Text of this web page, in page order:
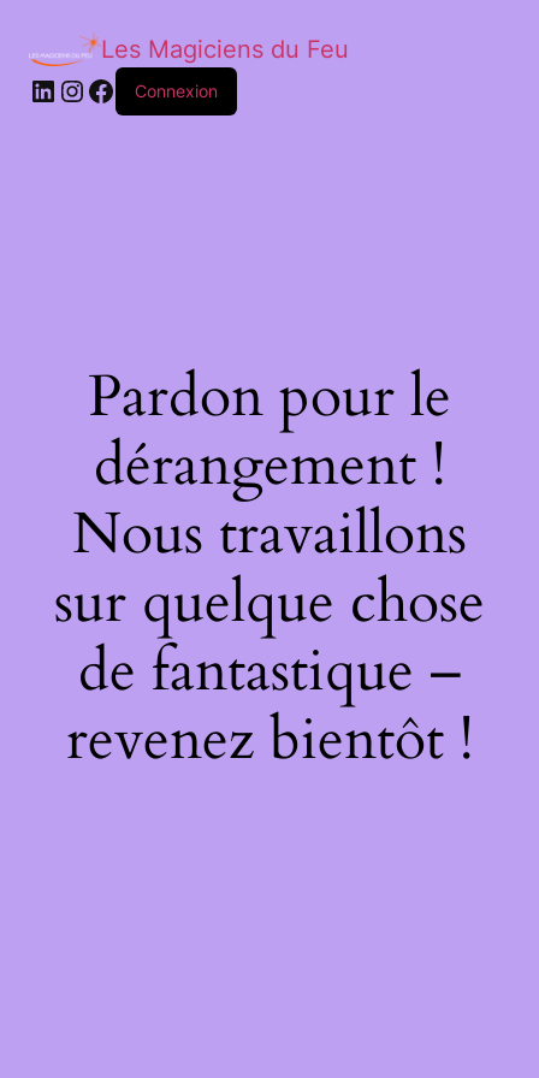
Les Magiciens du Feu
LinkedIn
Instagram
Facebook
Connexion
Pardon pour le
dérangement !
Nous travaillons
sur quelque chose
de fantastique –
revenez bientôt !